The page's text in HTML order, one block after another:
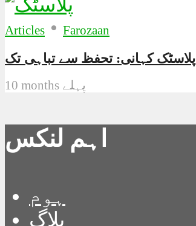
Articles • Farozaan
پلاسٹک کہانی: تحفظ سے تباہی تک
10 months پہلے
اہم لنکس
ہوم
بلاگ